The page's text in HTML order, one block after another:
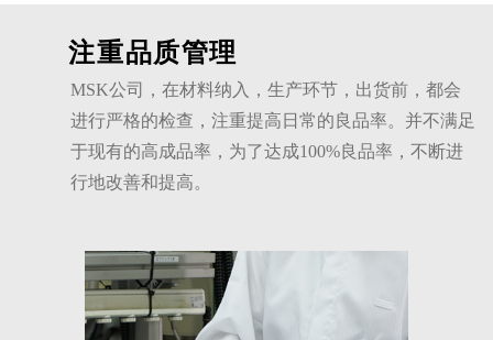
注重品质管理
MSK公司，在材料纳入，生产环节，出货前，都会
进行严格的检查，注重提高日常的良品率。并不满足
于现有的高成品率，为了达成100%良品率，不断进
行地改善和提高。